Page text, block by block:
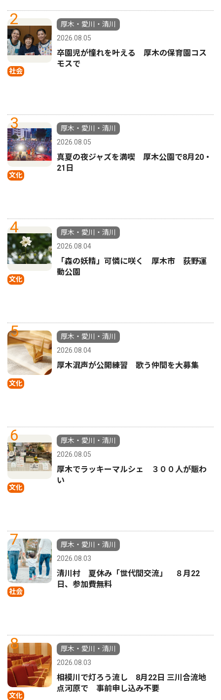
2
社会
厚木・愛川・清川
2026.08.05
卒園児が憧れを叶える 厚木の保育園コス
モスで
3
文化
厚木・愛川・清川
2026.08.05
真夏の夜ジャズを満喫 厚木公園で8月20・
21日
4
文化
厚木・愛川・清川
2026.08.04
「森の妖精」可憐に咲く 厚木市 荻野運
動公園
5
文化
厚木・愛川・清川
2026.08.04
厚木混声が公開練習 歌う仲間を大募集
6
文化
厚木・愛川・清川
2026.08.05
厚木でラッキーマルシェ ３００人が賑わ
い
7
社会
厚木・愛川・清川
2026.08.03
清川村 夏休み「世代間交流」 ８月22
日、参加費無料
8
文化
厚木・愛川・清川
2026.08.03
相模川で灯ろう流し 8月22日 三川合流地
点河原で 事前申し込み不要